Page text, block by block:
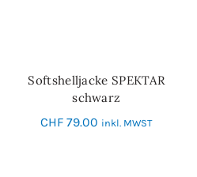
SCHNELL-EINKAUF
Softshelljacke SPEKTAR
schwarz
CHF 79.00 inkl. MWST